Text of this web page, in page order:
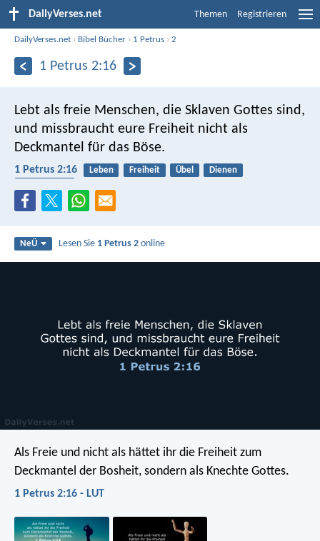
DailyVerses.net Themen Registrieren
DailyVerses.net › Bibel Bücher › 1 Petrus ›2
1 Petrus 2:16
Lebt als freie Menschen, die Sklaven Gottes sind,
und missbraucht eure Freiheit nicht als
Deckmantel für das Böse.
1 Petrus 2:16 Leben Freiheit Übel
Dienen
NeÜ Lesen Sie 1 Petrus 2 online
Als Freie und nicht als hättet ihr die Freiheit zum
Deckmantel der Bosheit, sondern als Knechte Gottes.
1 Petrus 2:16 - LUT